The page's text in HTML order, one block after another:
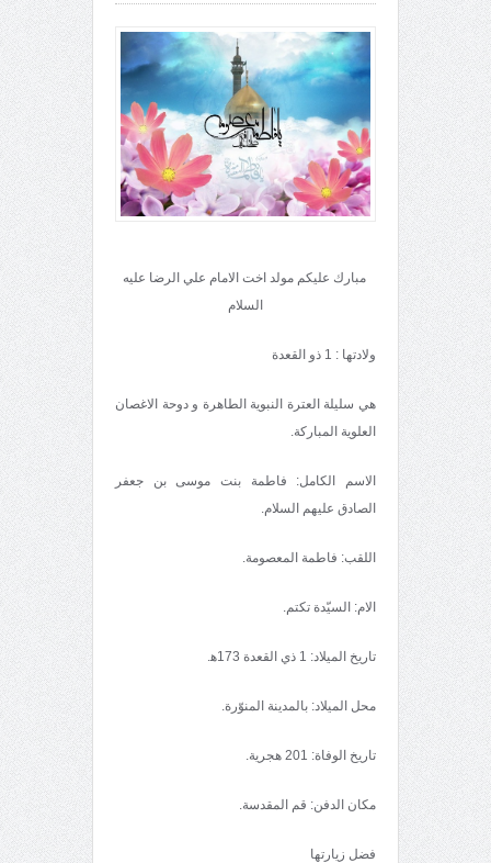
مبارك عليكم مولد اخت الامام علي الرضا عليه
السلام
وﻻدتها : 1 ذو القعدة
هي سليلة العترة النبوية الطاهرة و دوحة الاغصان
العلوية المباركة.
الاسم الكامل: فاطمة بنت موسى بن جعفر
الصادق عليهم السلام.
اللقب: فاطمة المعصومة.
الام: السيّدة تكتم.
تاريخ الميلاد: 1 ذي القعدة 173ﻫ.
محل الميلاد: بالمدينة المنوّرة.
تاريخ الوفاة: 201 هجرية.
مكان الدفن: قم المقدسة.
فضل زيارتها